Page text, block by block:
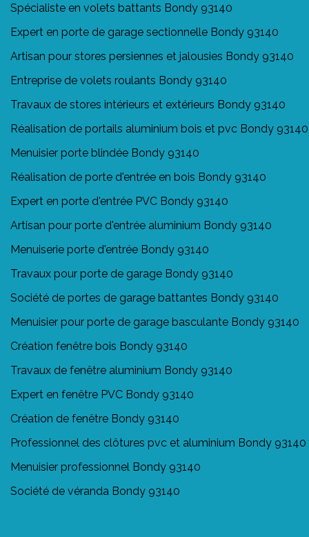
Spécialiste en volets battants Bondy 93140
Expert en porte de garage sectionnelle Bondy 93140
Artisan pour stores persiennes et jalousies Bondy 93140
Entreprise de volets roulants Bondy 93140
Travaux de stores intérieurs et extérieurs Bondy 93140
Réalisation de portails aluminium bois et pvc Bondy 93140
Menuisier porte blindée Bondy 93140
Réalisation de porte d'entrée en bois Bondy 93140
Expert en porte d'entrée PVC Bondy 93140
Artisan pour porte d'entrée aluminium Bondy 93140
Menuiserie porte d'entrée Bondy 93140
Travaux pour porte de garage Bondy 93140
Société de portes de garage battantes Bondy 93140
Menuisier pour porte de garage basculante Bondy 93140
Création fenêtre bois Bondy 93140
Travaux de fenêtre aluminium Bondy 93140
Expert en fenêtre PVC Bondy 93140
Création de fenêtre Bondy 93140
Professionnel des clôtures pvc et aluminium Bondy 93140
Menuisier professionnel Bondy 93140
Société de véranda Bondy 93140